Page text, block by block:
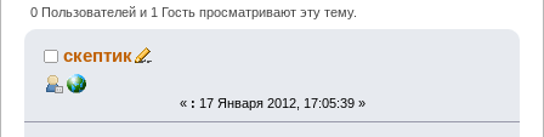
форума (Прочитано 15799 раз)
0 Пользователей и 1 Гость просматривают эту тему.
скептик
« : 17 Января 2012, 17:05:39 »